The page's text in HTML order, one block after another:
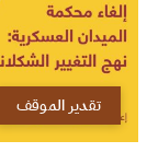
تقدير الموقف